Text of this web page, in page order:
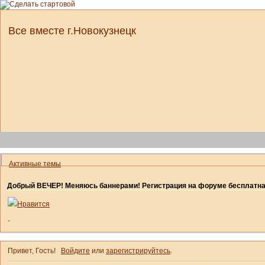
Все вместе г.Новокузнецк
Активные темы
Добрый ВЕЧЕР! Меняюсь баннерами! Регистрация на форуме бесплатна
Нравится
-
Привет, Гость! Войдите или зарегистрируйтесь.